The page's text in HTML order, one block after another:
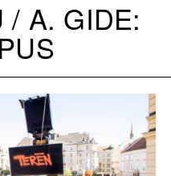
/ A. GIDE: